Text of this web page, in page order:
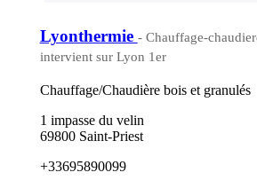
Lyonthermie - Chauffage-
intervient sur Lyon 1er
Chauffage/Chaudière bois et granulés
1 impasse du velin
69800 Saint-Priest
+33695890099